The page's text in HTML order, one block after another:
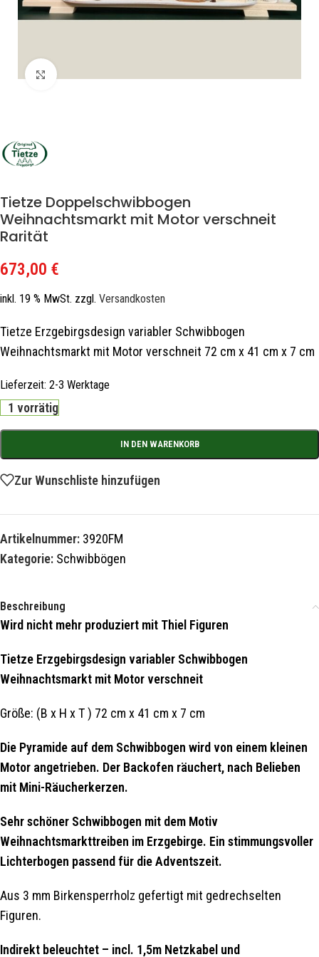
Zum Vergrößern klicken
Tietze Doppelschwibbogen
Weihnachtsmarkt mit Motor verschneit
Rarität
673,00 €
inkl. 19 % MwSt. zzgl. Versandkosten
Tietze Erzgebirgsdesign variabler Schwibbogen
Weihnachtsmarkt mit Motor verschneit 72 cm x 41 cm x 7 cm
Lieferzeit: 2-3 Werktage
1 vorrätig
IN DEN WARENKORB
Zur Wunschliste hinzufügen
Artikelnummer: 3920FM
Kategorie: Schwibbögen
Beschreibung
Wird nicht mehr produziert mit Thiel Figuren
Tietze Erzgebirgsdesign variabler Schwibbogen
Weihnachtsmarkt mit Motor verschneit
Größe: (B x H x T ) 72 cm x 41 cm x 7 cm
Die Pyramide auf dem Schwibbogen wird von einem kleinen
Motor angetrieben. Der Backofen räuchert, nach Belieben
mit Mini-Räucherkerzen.
Sehr schöner Schwibbogen mit dem Motiv
Weihnachtsmarkttreiben im Erzgebirge. Ein stimmungsvoller
Lichterbogen passend für die Adventszeit.
Aus 3 mm Birkensperrholz gefertigt mit gedrechselten
Figuren.
Indirekt beleuchtet – incl. 1,5m Netzkabel und